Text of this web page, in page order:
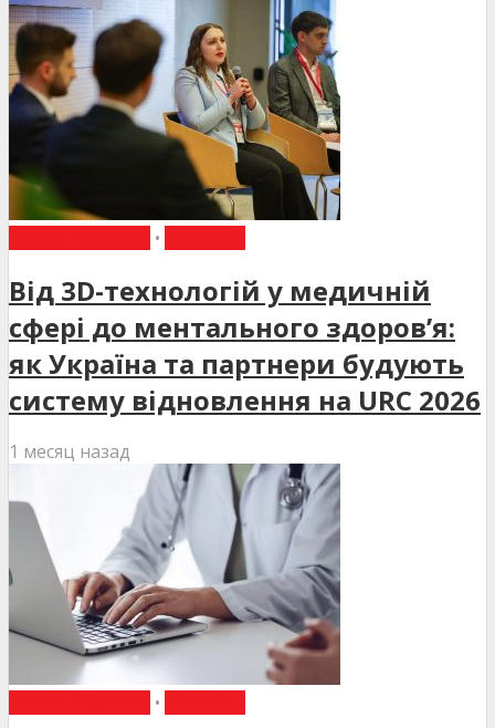
•
Від 3D-технологій у медичній
сфері до ментального здоров’я:
як Україна та партнери будують
систему відновлення на URC 2026
1 месяц назад
•